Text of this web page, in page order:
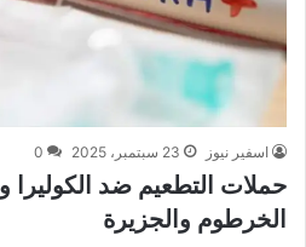
اسفير نيوز 23 سبتمبر، 2025 0
حملات التطعيم ضد
الخرطوم والجزيرة